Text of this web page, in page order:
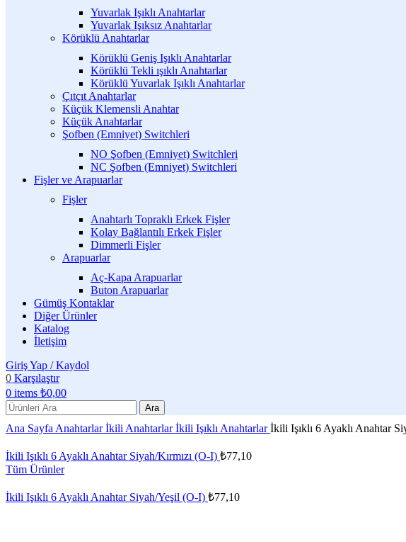
Yuvarlak Işıklı Anahtarlar
Yuvarlak Işıksız Anahtarlar
Körüklü Anahtarlar
Körüklü Geniş Işıklı Anahtarlar
Körüklü Tekli ışıklı Anahtarlar
Körüklü Yuvarlak Işıklı Anahtarlar
Çıtçıt Anahtarlar
Küçük Klemensli Anahtar
Küçük Anahtarlar
Şofben (Emniyet) Switchleri
NO Şofben (Emniyet) Switchleri
NC Şofben (Emniyet) Switchleri
Fişler ve Arapuarlar
Fişler
Anahtarlı Topraklı Erkek Fişler
Kolay Bağlantılı Erkek Fişler
Dimmerli Fişler
Arapuarlar
Aç-Kapa Arapuarlar
Buton Arapuarlar
Gümüş Kontaklar
Diğer Ürünler
Katalog
İletişim
Giriş Yap / Kaydol
0 Karşılaştır
0 items ₺0,00
Ara
Ana Sayfa Anahtarlarİkili Anahtarlarİkili Işıklı Anahtarlarİkili Işıklı 6 Ayaklı Anahtar
İkili Işıklı 6 Ayaklı Anahtar Siyah/Kırmızı (O-I) ₺77,10
Tüm Ürünler
İkili Işıklı 6 Ayaklı Anahtar Siyah/Yeşil (O-I) ₺77,10